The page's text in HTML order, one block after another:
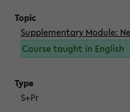
Supplementary Module:
Course taught in English
S+Pr